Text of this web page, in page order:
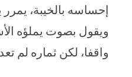
إحساسه بالخيبة،
ويقول بصوت يملؤه
واقفا، لكن ثماره لم